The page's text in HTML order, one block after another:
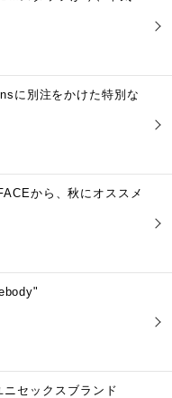
に別注をかけた特別な
から、秋にオススメ
ニセックスブランド